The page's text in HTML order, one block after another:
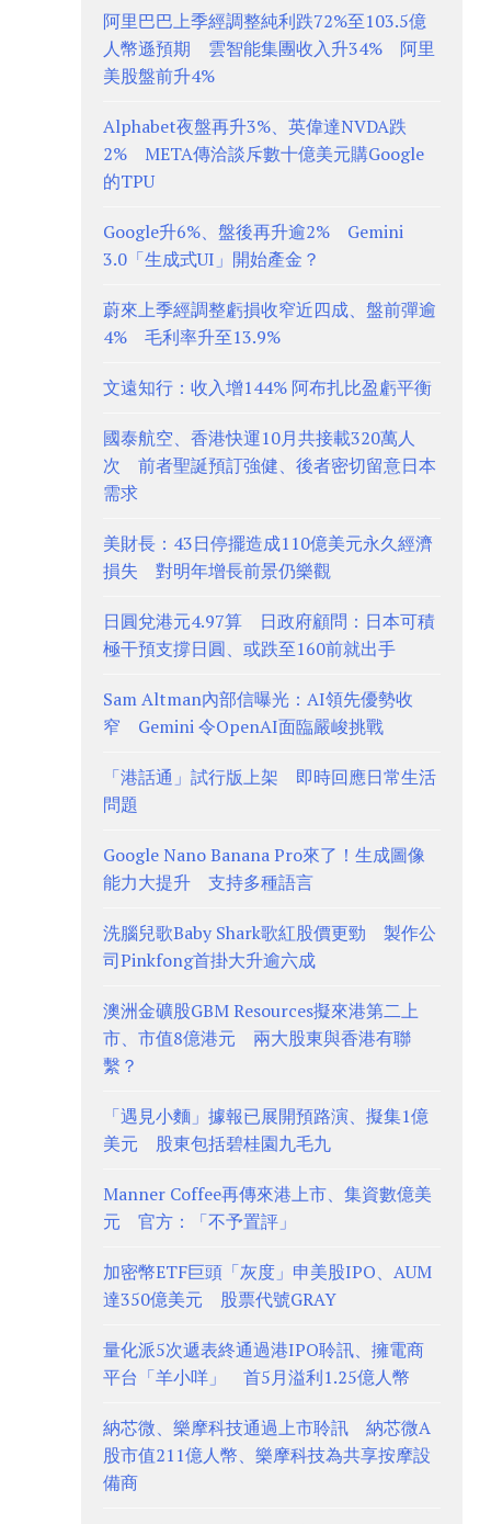
阿里巴巴上季經調整純利跌72%至103.5億
人幣遜預期 雲智能集團收入升34% 阿里
美股盤前升4%
Alphabet夜盤再升3%、英偉達NVDA跌
2% META傳洽談斥數十億美元購Google
的TPU
Google升6%、盤後再升逾2% Gemini
3.0「生成式UI」開始產金？
蔚來上季經調整虧損收窄近四成、盤前彈逾
4% 毛利率升至13.9%
文遠知行：收入增144% 阿布扎比盈虧平衡
國泰航空、香港快運10月共接載320萬人
次 前者聖誕預訂強健、後者密切留意日本
需求
美財長：43日停擺造成110億美元永久經濟
損失 對明年增長前景仍樂觀
日圓兌港元4.97算 日政府顧問：日本可積
極干預支撐日圓、或跌至160前就出手
Sam Altman內部信曝光：AI領先優勢收
窄 Gemini 令OpenAI面臨嚴峻挑戰
「港話通」試行版上架 即時回應日常生活
問題
Google Nano Banana Pro來了！生成圖像
能力大提升 支持多種語言
洗腦兒歌Baby Shark歌紅股價更勁 製作公
司Pinkfong首掛大升逾六成
澳洲金礦股GBM Resources擬來港第二上
市、市值8億港元 兩大股東與香港有聯
繫？
「遇見小麵」據報已展開預路演、擬集1億
美元 股東包括碧桂園九毛九
Manner Coffee再傳來港上市、集資數億美
元 官方：「不予置評」
加密幣ETF巨頭「灰度」申美股IPO、AUM
達350億美元 股票代號GRAY
量化派5次遞表終通過港IPO聆訊、擁電商
平台「羊小咩」 首5月溢利1.25億人幣
納芯微、樂摩科技通過上市聆訊 納芯微A
股市值211億人幣、樂摩科技為共享按摩設
備商